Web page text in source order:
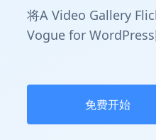
将A Video Gallery
Vogue for WordPress
免费开始